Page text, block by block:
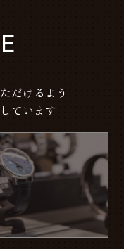
だけるよう
ています